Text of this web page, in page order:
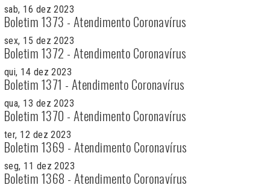
sab, 16 dez 2023
Boletim 1373 - Atendimento Coronavírus
sex, 15 dez 2023
Boletim 1372 - Atendimento Coronavírus
qui, 14 dez 2023
Boletim 1371 - Atendimento Coronavírus
qua, 13 dez 2023
Boletim 1370 - Atendimento Coronavírus
ter, 12 dez 2023
Boletim 1369 - Atendimento Coronavírus
seg, 11 dez 2023
Boletim 1368 - Atendimento Coronavírus